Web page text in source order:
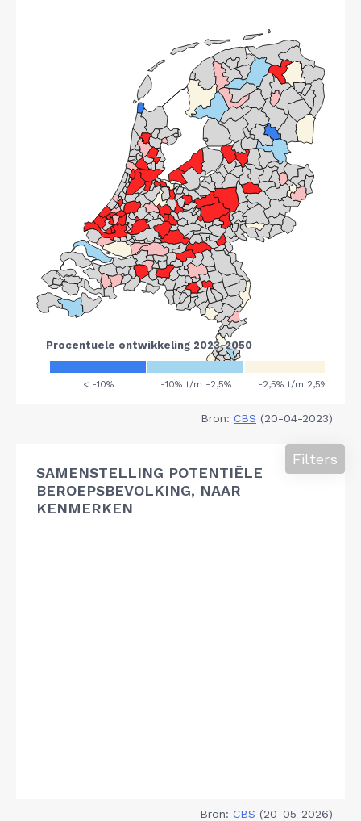
Bron: CBS (20-04-2023)
SAMENSTELLING POTENTIËLE
BEROEPSBEVOLKING, NAAR
KENMERKEN
Filters
Bron: CBS (20-05-2026)